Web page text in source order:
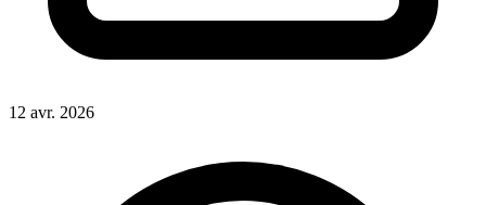
12 avr. 2026